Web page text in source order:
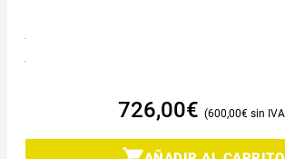
726,00€ 600,00€